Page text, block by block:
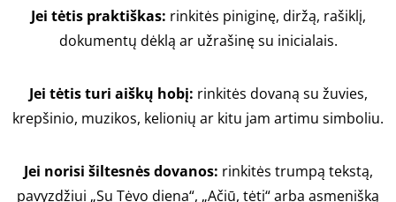
Jei tėtis praktiškas: rinkitės piniginę, diržą, rašiklį,
dokumentų dėklą ar užrašinę su inicialais.
Jei tėtis turi aiškų hobį: rinkitės dovaną su žuvies,
krepšinio, muzikos, kelionių ar kitu jam artimu simboliu.
Jei norisi šiltesnės dovanos: rinkitės trumpą tekstą,
pavyzdžiui „Su Tėvo diena“, „Ačiū, tėti“ arba asmenišką